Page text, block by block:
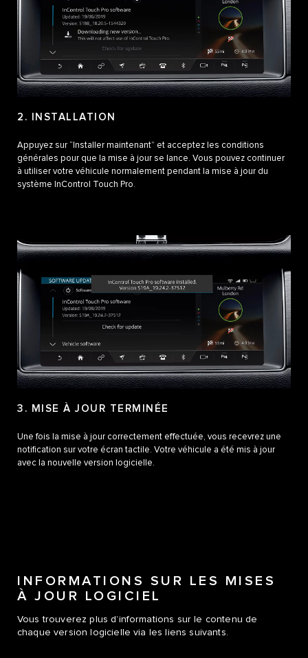
2. INSTALLATION
Appuyez sur “Installer maintenant” et acceptez les conditions
générales pour que la mise à jour se lance. Vous pouvez continuer
à utiliser votre véhicule normalement pendant la mise à jour du
système InControl Touch Pro.
3. MISE À JOUR TERMINÉE
Une fois la mise à jour correctement effectuée, vous recevrez une
notification sur votre écran tactile. Votre véhicule a été mis à jour
avec la nouvelle version logicielle.
INFORMATIONS SUR LES MISES
À JOUR LOGICIEL
Vous trouverez plus d’informations sur le contenu de
chaque version logicielle via les liens suivants.